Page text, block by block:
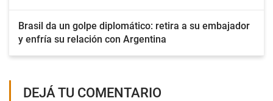
Brasil da un golpe diplomático: retira a su embajador
y enfría su relación con Argentina
DEJÁ TU COMENTARIO